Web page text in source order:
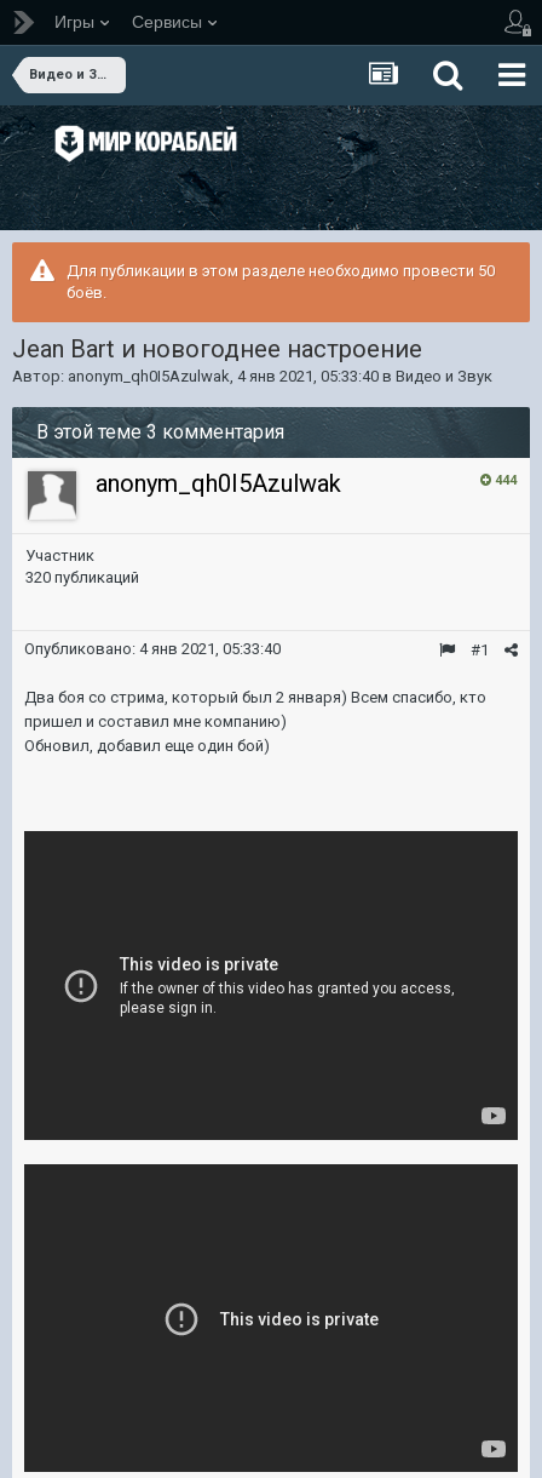
Игры Сервисы
Видео и Звук
Для публикации в этом разделе необходимо провести 50
боёв.
Jean Bart и новогоднее настроение
Автор: anonym_qh0I5Azulwak, 4 янв 2021, 05:33:40 в Видео и Звук
В этой теме 3 комментария
444
anonym_qh0I5Azulwak
Участник
320 публикаций
#1
Опубликовано: 4 янв 2021, 05:33:40
Два боя со стрима, который был 2 января) Всем спасибо, кто
пришел и составил мне компанию)
Обновил, добавил еще один бой)